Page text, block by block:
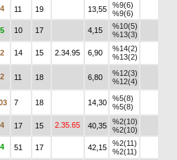
4 11 19 13,55
%9(6)
%9(6)
5 10 17 4,15
%10(5)
%13(3)
2 14 15 2.34.95 6,90
%14(2)
%13(2)
2 11 18 6,80
%12(3)
%12(4)
3 7 18 14,30
%5(8)
%5(8)
4 17 15 2.35.65 40,35
%2(10)
%2(10)
4 51 17 42,15
%2(11)
%2(11)